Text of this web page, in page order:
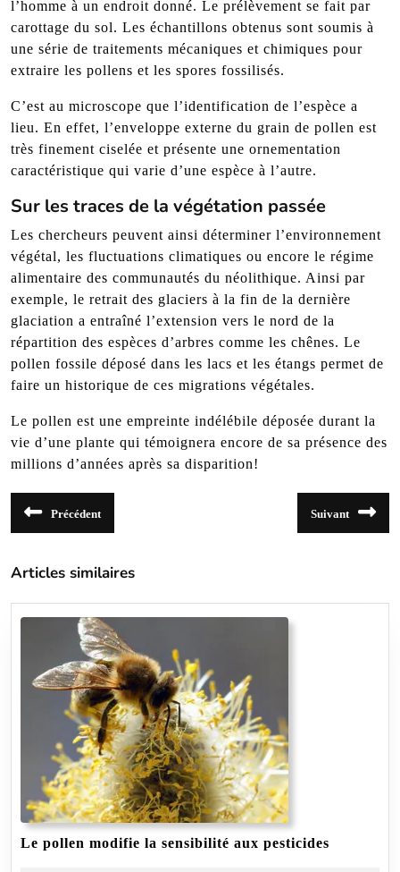
l’homme à un endroit donné. Le prélèvement se fait par
carottage du sol. Les échantillons obtenus sont soumis à
une série de traitements mécaniques et chimiques pour
extraire les pollens et les spores fossilisés.
C’est au microscope que l’identification de l’espèce a
lieu. En effet, l’enveloppe externe du grain de pollen est
très finement ciselée et présente une ornementation
caractéristique qui varie d’une espèce à l’autre.
Sur les traces de la végétation passée
Les chercheurs peuvent ainsi déterminer l’environnement
végétal, les fluctuations climatiques ou encore le régime
alimentaire des communautés du néolithique. Ainsi par
exemple, le retrait des glaciers à la fin de la dernière
glaciation a entraîné l’extension vers le nord de la
répartition des espèces d’arbres comme les chênes. Le
pollen fossile déposé dans les lacs et les étangs permet de
faire un historique de ces migrations végétales.
Le pollen est une empreinte indélébile déposée durant la
vie d’une plante qui témoignera encore de sa présence des
millions d’années après sa disparition!
Navigation
de
Précédent
précédent
Suivant
suivant
Articles similaires
Le pollen modifie la sensibilité aux pesticides